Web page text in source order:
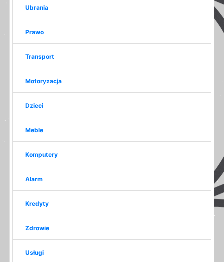
Ubrania
Prawo
Transport
Motoryzacja
Dzieci
Meble
Komputery
Alarm
Kredyty
Zdrowie
Usługi